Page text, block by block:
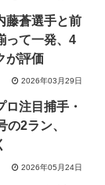
藤蒼選手と前
って一発、4
が評価
2026年03月29日
ロ注目捕手・
2ラン、
2026年05月24日